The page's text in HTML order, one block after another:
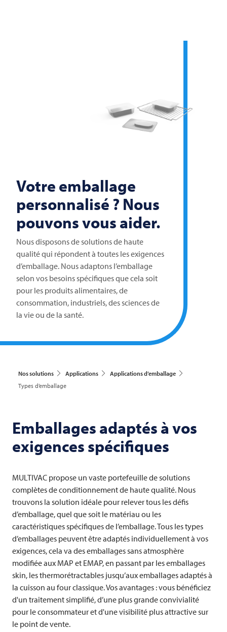
Votre emballage
personnalisé ? Nous
pouvons vous aider.
Nous disposons de solutions de haute
qualité qui répondent à toutes les exigences
d’emballage. Nous adaptons l’emballage
selon vos besoins spécifiques que cela soit
pour les produits alimentaires, de
consommation, industriels, des sciences de
la vie ou de la santé.
Nos solutions Applications
Applications d’emballage
Types d’emballage
Emballages adaptés à vos
exigences spécifiques
MULTIVAC propose un vaste portefeuille de solutions
complètes de conditionnement de haute qualité. Nous
trouvons la solution idéale pour relever tous les défis
d’emballage, quel que soit le matériau ou les
caractéristiques spécifiques de l’emballage. Tous les types
d’emballages peuvent être adaptés individuellement à vos
exigences, cela va des emballages sans atmosphère
modifiée aux MAP et EMAP, en passant par les emballages
skin, les thermorétractables jusqu’aux emballages adaptés à
la cuisson au four classique. Vos avantages : vous bénéficiez
d'un traitement simplifié, d’une plus grande convivialité
pour le consommateur et d'une visibilité plus attractive sur
le point de vente.